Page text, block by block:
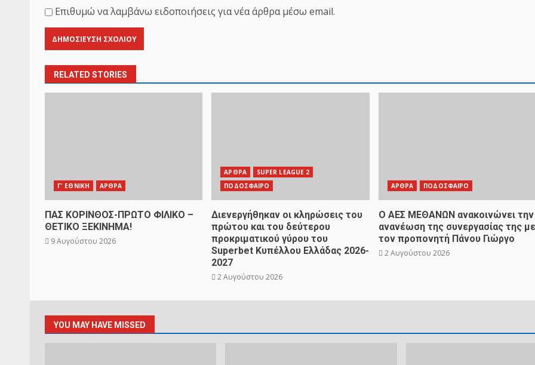
Επιθυμώ να λαμβάνω ειδοποιήσεις για νέα άρθρα μέσω email.
RELATED STORIES
Γ' ΕΘΝΙΚΗ ΑΡΘΡΑ
ΠΑΣ ΚΟΡΙΝΘΟΣ-ΠΡΩΤΟ ΦΙΛΙΚΟ –
ΘΕΤΙΚΟ ΞΕΚΙΝΗΜΑ!
9 Αυγούστου 2026
ΑΡΘΡΑ
SUPER LEAGUE 2
ΠΟΔΟΣΦΑΙΡΟ
Διενεργήθηκαν οι κληρώσεις του
πρώτου και του δεύτερου
προκριματικού γύρου του
Superbet Κυπέλλου Ελλάδας 2026-
2027
2 Αυγούστου 2026
ΑΡΘΡΑ ΠΟΔΟΣΦΑΙΡΟ
Ο ΑΕΣ ΜΕΘΑΝΩΝ ανακοινώνει την
ανανέωση της συνεργασίας της με
τον προπονητή Πάνου Γιώργο
2 Αυγούστου 2026
YOU MAY HAVE MISSED